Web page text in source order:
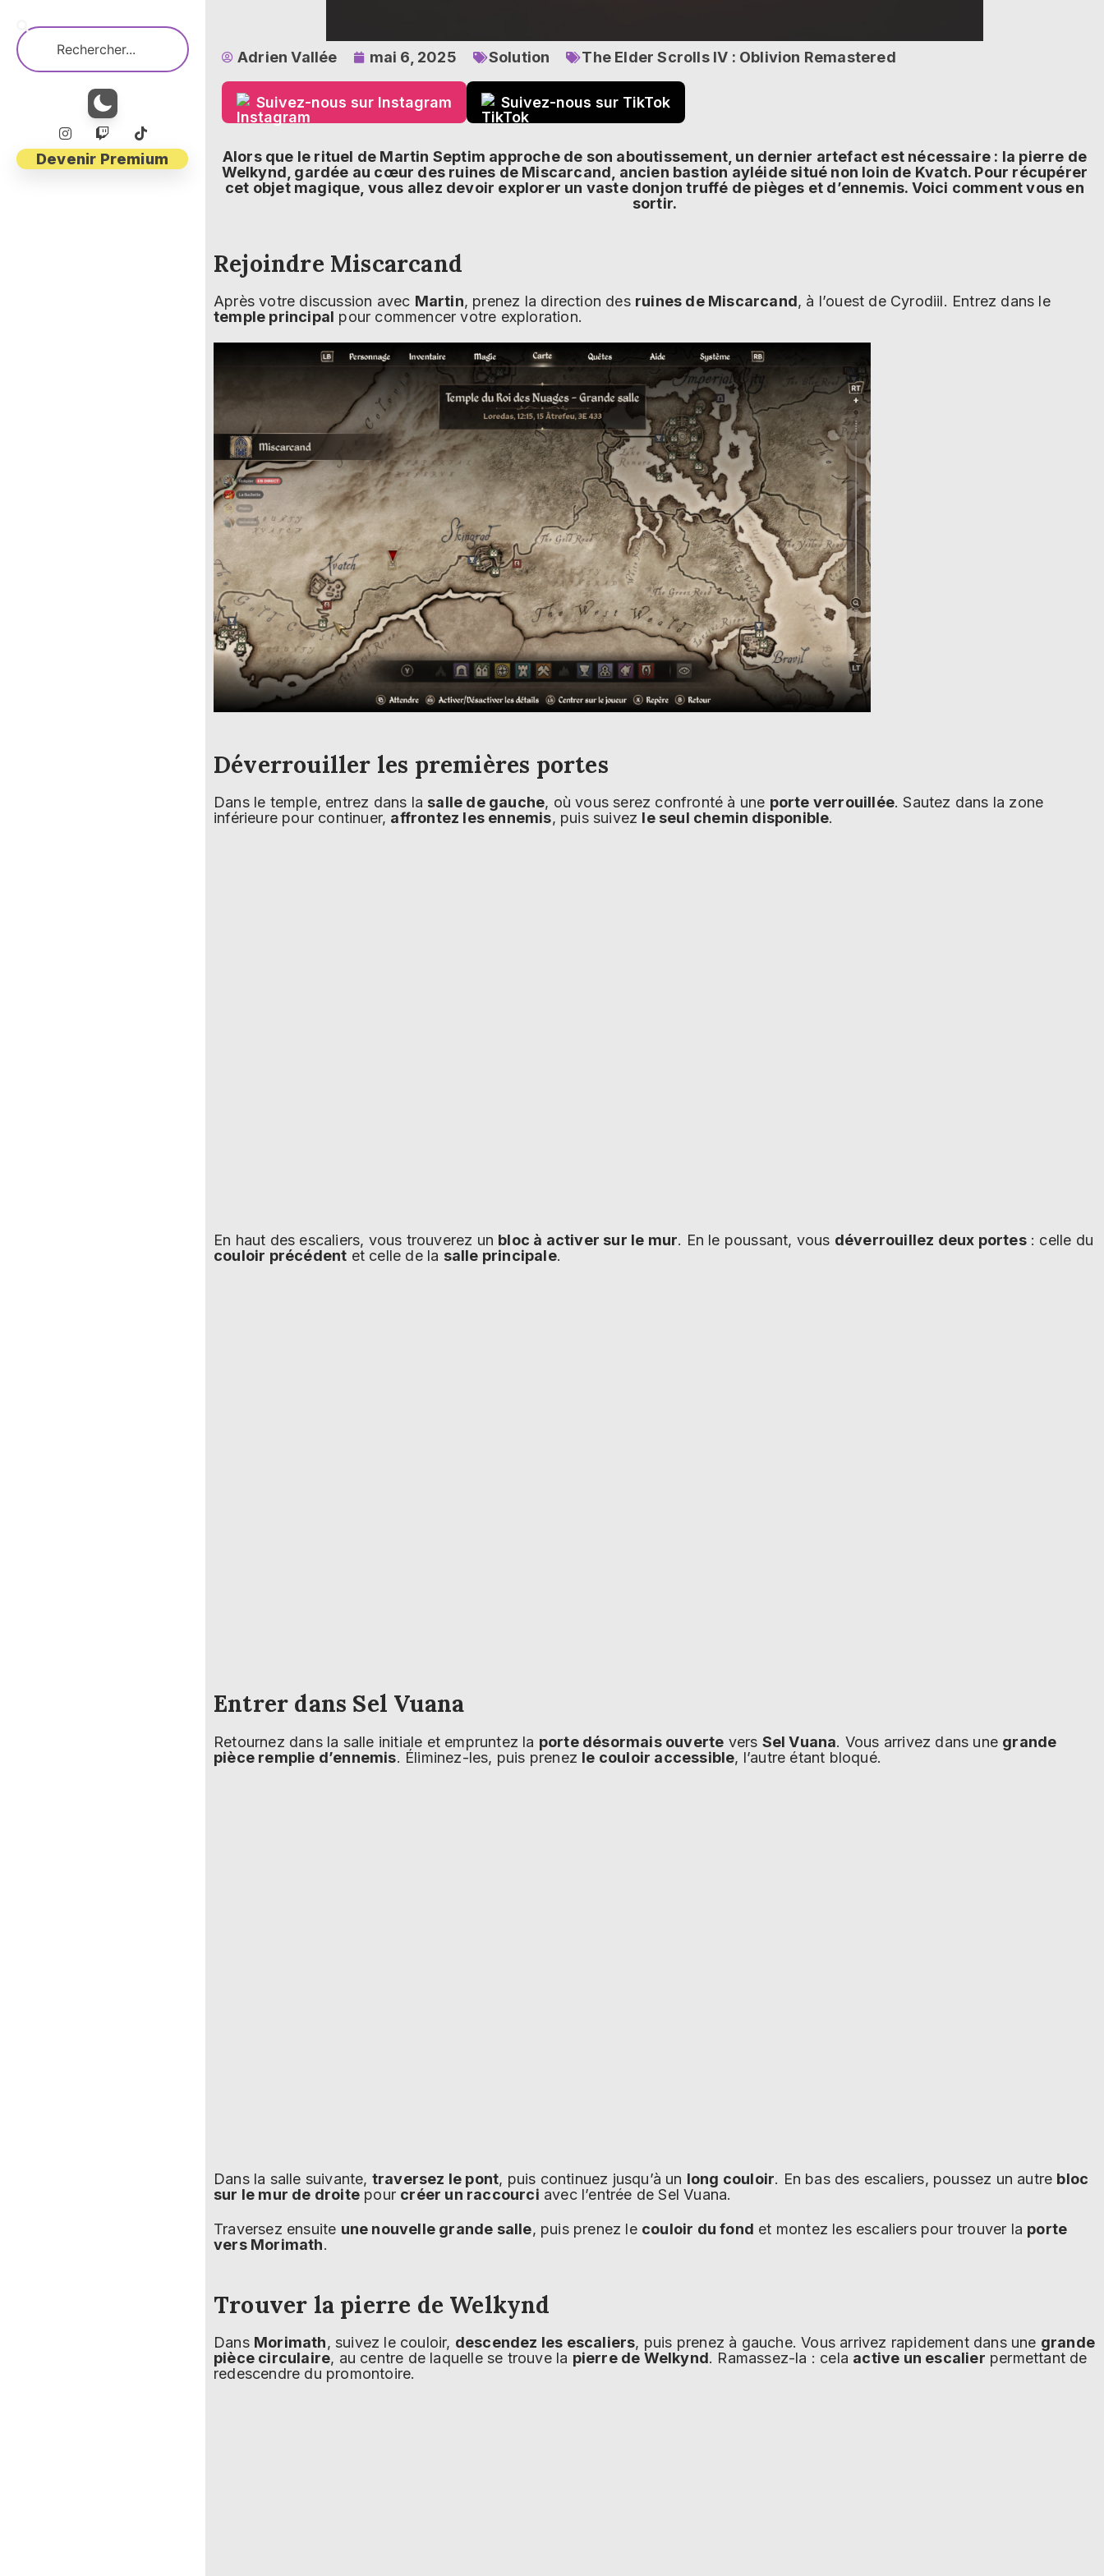
Devenir Premium
Adrien Vallée mai 6, 2025 Solution The Elder Scrolls IV : Oblivion Remastered
Suivez-nous sur Instagram Suivez-nous sur TikTok
Alors que le rituel de Martin Septim approche de son aboutissement, un dernier artefact est nécessaire : la pierre de
Welkynd, gardée au cœur des ruines de Miscarcand, ancien bastion ayléide situé non loin de Kvatch. Pour récupérer
cet objet magique, vous allez devoir explorer un vaste donjon truffé de pièges et d’ennemis. Voici comment vous en
sortir.
Rejoindre Miscarcand
Après votre discussion avec Martin, prenez la direction des ruines de Miscarcand, à l’ouest de Cyrodiil. Entrez dans le
temple principal pour commencer votre exploration.
Déverrouiller les premières portes
Dans le temple, entrez dans la salle de gauche, où vous serez confronté à une porte verrouillée. Sautez dans la zone
inférieure pour continuer, affrontez les ennemis, puis suivez le seul chemin disponible.
En haut des escaliers, vous trouverez un bloc à activer sur le mur. En le poussant, vous déverrouillez deux portes: celle du
couloir précédent et celle de la salle principale.
Entrer dans Sel Vuana
Retournez dans la salle initiale et empruntez la porte désormais ouverte vers Sel Vuana. Vous arrivez dans une grande
pièce remplie d’ennemis. Éliminez-les, puis prenez le couloir accessible, l’autre étant bloqué.
Dans la salle suivante, traversez le pont, puis continuez jusqu’à un long couloir. En bas des escaliers, poussez un autre bloc
sur le mur de droite pour créer un raccourci avec l’entrée de Sel Vuana.
Traversez ensuite une nouvelle grande salle, puis prenez le couloir du fond et montez les escaliers pour trouver la porte
vers Morimath.
Trouver la pierre de Welkynd
Dans Morimath, suivez le couloir, descendez les escaliers, puis prenez à gauche. Vous arrivez rapidement dans une grande
pièce circulaire, au centre de laquelle se trouve la pierre de Welkynd. Ramassez-la : cela active un escalier permettant de
redescendre du promontoire.